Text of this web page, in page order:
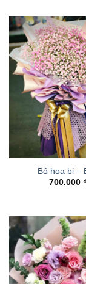
Bó hoa bi –
700.000